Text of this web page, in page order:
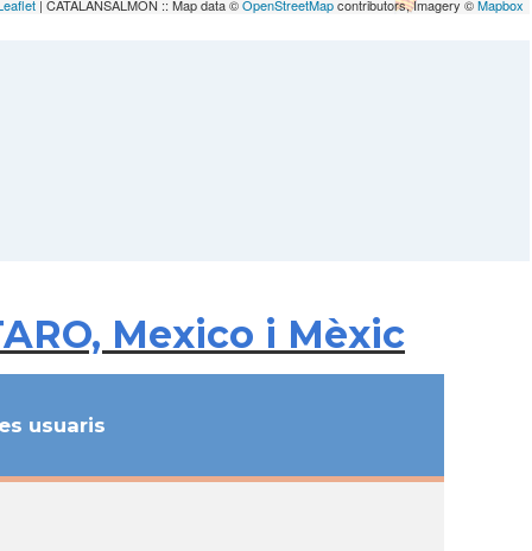
| CATALANSALMON :: Map data ©OpenStreetMapcontributors, Imagery ©Mapbox
Mexico i Mèxic
usuaris